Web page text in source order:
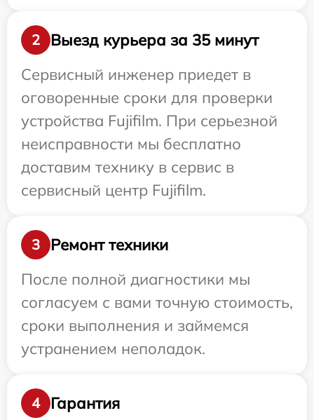
2
Выезд курьера за 35 минут
Сервисный инженер приедет в
оговоренные сроки для проверки
устройства Fujifilm. При серьезной
неисправности мы бесплатно
доставим технику в сервис в
сервисный центр Fujifilm.
3
Ремонт техники
После полной диагностики мы
согласуем с вами точную стоимость,
сроки выполнения и займемся
устранением неполадок.
4 Гарантия